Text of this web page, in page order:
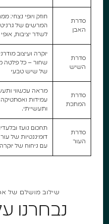
סדרת
האבן
חוזק ויופי נצחי:
המרשים של
לשדר יציבות, אופי
סדרת
השיש
יוקרה ועיצוב
שחור – כל פלטה
של שיש טבעי
סדרת
המתכת
מראה עכשווי
עמידות
ותעשייתי.
סדרת
העור
תחכום נועז
דומיננטיות של
עם ניחוח של
שילוב מושלם של
נבחרנו